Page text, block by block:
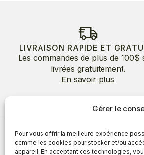
Gérer le
Pour vous offrir la meilleure expérience
comme les cookies pour stocker et/ou
appareil. En acceptant ces technologies,
LIVRAISON RAPIDE ET
Les commandes de plus de 100$
livrées gratuitement.
En savoir plus